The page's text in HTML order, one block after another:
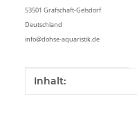
53501 Grafschaft-Gelsdorf
Deutschland
info@dohse-aquaristik.de
Produkteigenschaft
Wert
Inhalt: